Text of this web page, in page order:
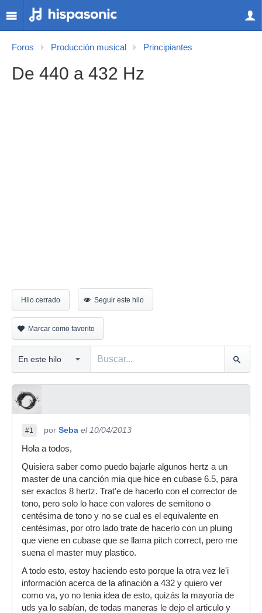
Foros Producción musical Principiantes
De 440 a 432 Hz
Hilo cerrado Seguir este hilo
Marcar como favorito
#1 por Seba el 10/04/2013
Hola a todos,
Quisiera saber como puedo bajarle algunos hertz a un
master de una canción mia que hice en cubase 6.5, para
ser exactos 8 hertz. Trat'e de hacerlo con el corrector de
tono, pero solo lo hace con valores de semitono o
centésima de tono y no se cual es el equivalente en
centésimas, por otro lado trate de hacerlo con un pluing
que viene en cubase que se llama pitch correct, pero me
suena el master muy plastico.
A todo esto, estoy haciendo esto porque la otra vez le'i
información acerca de la afinación a 432 y quiero ver
como va, yo no tenia idea de esto, quizás la mayoría de
uds ya lo sabían, de todas maneras le dejo el articulo y